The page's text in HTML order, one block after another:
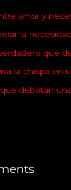
amor y
la
que
la chispa en
debilitan